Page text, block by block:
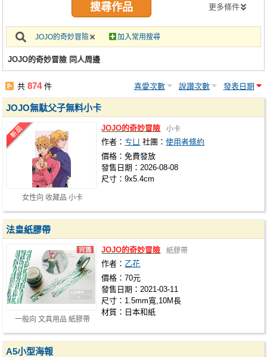
攤位轉讓區
會員功能選單
註冊會員
更多條件
JOJO的奇妙冒險 加入常用搜尋
JOJO的奇妙冒險 同人周邊
共874件 喜愛次數 說讚次數 發表日期
女性向 收藏品 小卡
JOJO無駄父子無料小卡
JOJO的奇妙冒險 小卡
作者：ㄘㄩ 社團：使用者條約
價格：免費發放
發售日期：2026-08-08
尺寸：9x5.4cm
一般向 文具用品 紙膠帶
法皇紙膠帶
JOJO的奇妙冒險 紙膠帶
作者： 乙花
價格：70元
發售日期：2021-03-11
尺寸：1.5mm寬,10M長
材質：日本和紙
A5小型海報